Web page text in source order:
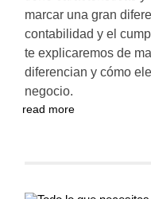
marcar una gran
contabilidad y el
te explicaremos de
diferencian y cómo
negocio.
read more